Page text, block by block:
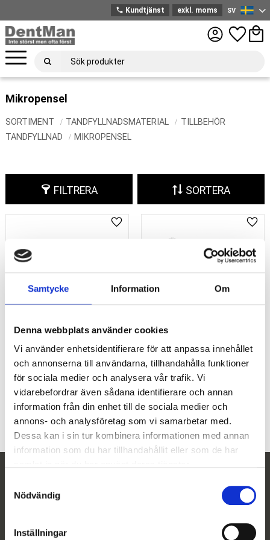
Samtycke Information Om
Denna webbplats använder cookies
Vi använder enhetsidentifierare för att anpassa innehållet
och annonserna till användarna, tillhandahålla funktioner
för sociala medier och analysera vår trafik. Vi
vidarebefordrar även sådana identifierare och annan
information från din enhet till de sociala medier och
annons- och analysföretag som vi samarbetar med.
Dessa kan i sin tur kombinera informationen med annan
information som du har tillhandahållit eller som de har
Nödvändig
Inställningar
Meny
phone Kundtjänst exkl. moms
Svenska
SV
Favoriter
Mikropensel
SORTIMENT TANDFYLLNADSMATERIAL
TILLBEHÖR
TANDFYLLNAD
MIKROPENSEL
FILTRERA SORTERA
4 för 3
ZerofloX mikropensel 100
st/frp
flockfri mikroapplikator
125kr
Lägg till i favoriter
3 för 2
Mikropensel fiberfri 100
st/frp
flockfri mikroapplikator
99kr
Prenumerera
Dina personuppgifter behandlas i enlighet med vår integritetspolicy